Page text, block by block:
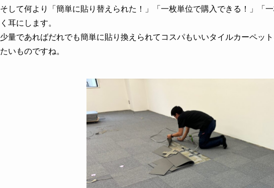
そして何より「簡単に貼り替えられた！」「一枚単位で購入できる！」「
く耳にします。
少量であればだれでも簡単に貼り換えられてコスパもいいタイルカーペッ
たいものですね。